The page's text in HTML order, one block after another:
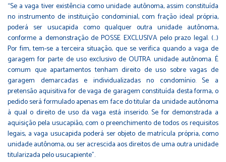
“Se a vaga tiver existência como unidade autônoma, assim constituída
no instrumento de instituição condominial, com fração ideal própria,
poderá ser usucapida como qualquer outra unidade autônoma,
conforme a demonstração de POSSE EXCLUSIVA pelo prazo legal. (…)
Por fim, tem-se a terceira situação, que se verifica quando a vaga de
garagem for parte de uso exclusivo de OUTRA unidade autônoma. É
comum que apartamentos tenham direito de uso sobre vagas de
garagem demarcadas e individualizadas no condomínio. Se a
pretensão aquisitiva for de vaga de garagem constituída desta forma, o
pedido será formulado apenas em face do titular da unidade autônoma
à qual o direito de uso da vaga está inserido. Se for demonstrada a
aquisição pela usucapião, com o preenchimento de todos os requisitos
legais, a vaga usucapida poderá ser objeto de matrícula própria, como
unidade autônoma, ou ser acrescida aos direitos de uma outra unidade
titularizada pelo usucapiente”.⁣